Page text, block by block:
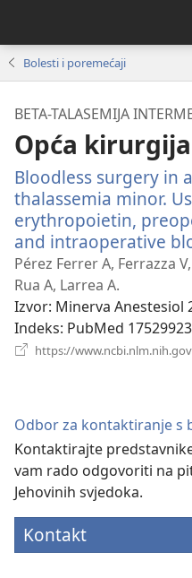
Bolesti i poremećaji
BETA-TALASEMIJA
Opća kirurgija
Bloodless surgery in
thalassemia minor.
erythropoietin,
and intraoperative
Pérez Ferrer A, Ferrazza
Rua A, Larrea A.
Izvor‎: Minerva Anestesiol
Indeks‎: PubMed 17529923
https://
Odbor za kontaktiranje s
Kontaktirajte
vam rado odgovoriti na
Jehovinih svjedoka.
Kontakt